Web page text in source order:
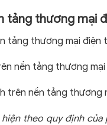
tảng thương mại
tảng thương mại điện
nền tảng thương
trên nền tảng thương
theo quy định